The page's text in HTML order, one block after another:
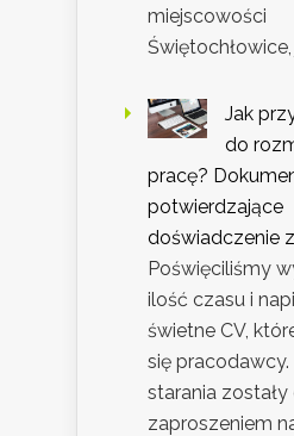
miejscowości
Świętochłowice,
Jak
do
pracę?
potwierdzające
doświadczenie
Poświęciliśmy
ilość czasu i
świetne CV,
się pracodawcy.
starania
zaproszeniem